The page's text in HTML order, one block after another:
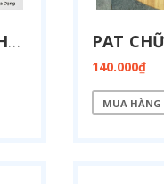
DỊCH VỤ GIA CÔNG CHÂN BÀN INOX 304 THEO YÊU CẦU TẠI HÀ NỘI
140.000₫
MUA HÀNG